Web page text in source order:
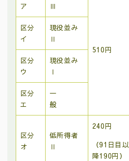
ア
Ⅲ
510円
区分
イ
現役並み
Ⅱ
区分
ウ
現役並み
Ⅰ
区分
エ
一
般
区分
オ
低所得者
Ⅱ
240円
（91 日目以
降190円）